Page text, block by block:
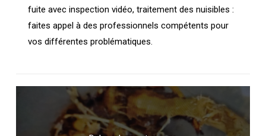
fuite avec inspection vidéo, traitement des nuisibles :
faites appel à des professionnels compétents pour
vos différentes problématiques.